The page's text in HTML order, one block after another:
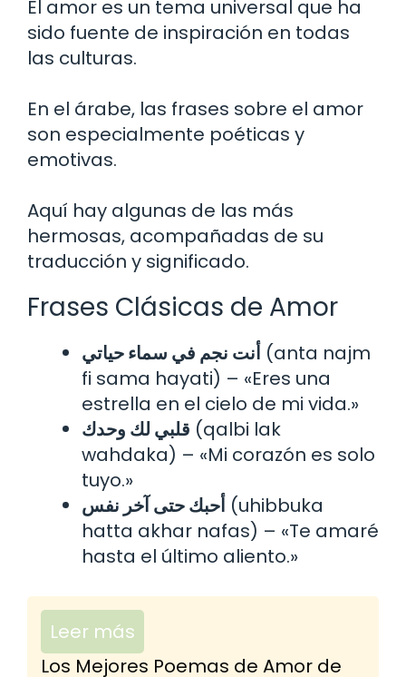
El amor es un tema universal que ha
sido fuente de inspiración en todas
las culturas.
En el árabe, las frases sobre el amor
son especialmente poéticas y
emotivas.
Aquí hay algunas de las más
hermosas, acompañadas de su
traducción y significado.
Frases Clásicas de Amor
أنت نجم في سماء حياتي (anta najm
fi sama hayati) – «Eres una
estrella en el cielo de mi vida.»
قلبي لك وحدك (qalbi lak
wahdaka) – «Mi corazón es solo
tuyo.»
أحبك حتى آخر نفس (uhibbuka
hatta akhar nafas) – «Te amaré
hasta el último aliento.»
Leer más
Los Mejores Poemas de Amor de